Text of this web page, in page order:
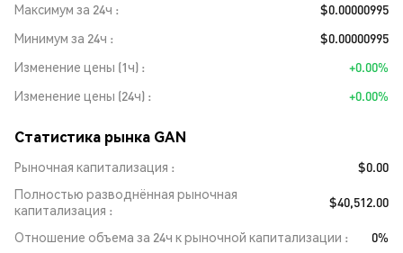
Максимум за 24ч
$0.00000995
Минимум за 24ч
$0.00000995
Изменение цены (1ч)
+0.00%
Изменение цены (24ч)
+0.00%
Статистика рынка GAN
Рыночная капитализация
$0.00
Полностью разводнённая рыночная
капитализация
$40,512.00
Отношение объема за 24ч к рыночной капитализации
0%